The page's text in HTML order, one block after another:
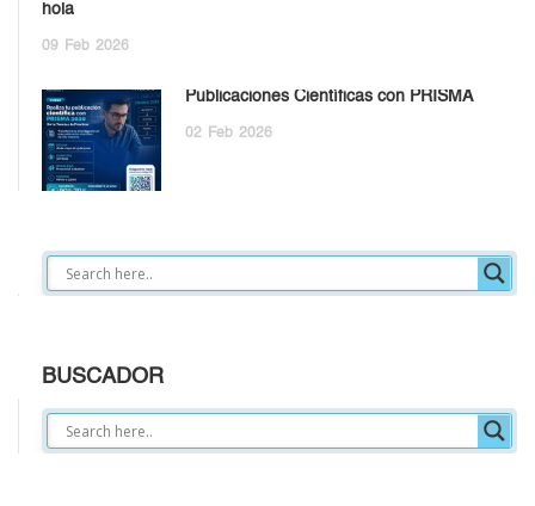
hola
09 Feb 2026
Publicaciones Científicas con PRISMA
02 Feb 2026
BUSCADOR